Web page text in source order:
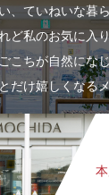
、ていねいな暮
ど私のお気に入
こちが自然にな
だけ嬉しくなる